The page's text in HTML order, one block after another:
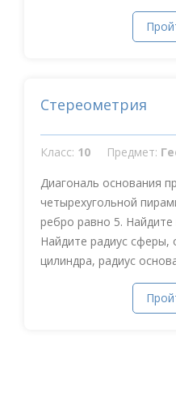
Стереометрия
Класс: 10 Предмет:
Диагональ основания
четырехугольной
ребро равно 5.
Найдите радиус сферы,
цилиндра, радиус